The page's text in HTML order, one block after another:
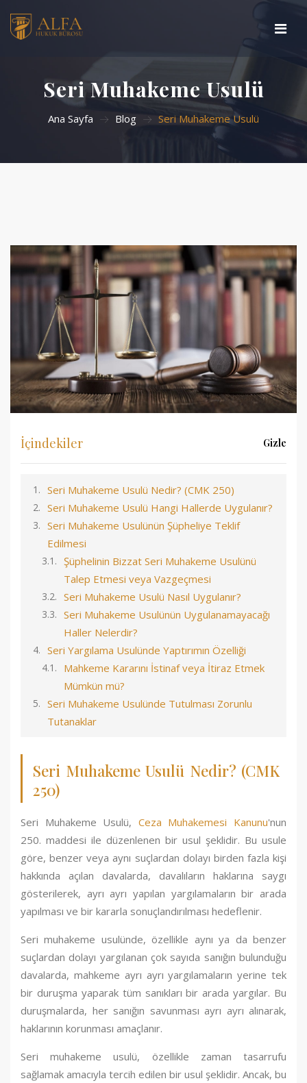
Basında Biz
İletişim
Arama
Seri Muhakeme Usulü
Ana Sayfa Blog Seri Muhakeme Usulü
İçindekiler Gizle
Seri Muhakeme Usulü Nedir? (CMK 250)
Seri Muhakeme Usulü Hangi Hallerde Uygulanır?
Seri Muhakeme Usulünün Şüpheliye Teklif
Edilmesi
Şüphelinin Bizzat Seri Muhakeme Usulünü
Talep Etmesi veya Vazgeçmesi
Seri Muhakeme Usulü Nasıl Uygulanır?
Seri Muhakeme Usulünün Uygulanamayacağı
Haller Nelerdir?
Seri Yargılama Usulünde Yaptırımın Özelliği
Mahkeme Kararını İstinaf veya İtiraz Etmek
Mümkün mü?
Seri Muhakeme Usulünde Tutulması Zorunlu
Tutanaklar
Seri Muhakeme Usulü Nedir? (CMK
250)
Seri Muhakeme Usulü, Ceza Muhakemesi Kanunu'nun
250. maddesi ile düzenlenen bir usul şeklidir. Bu usule
göre, benzer veya aynı suçlardan dolayı birden fazla kişi
hakkında açılan davalarda, davalıların haklarına saygı
gösterilerek, ayrı ayrı yapılan yargılamaların bir arada
yapılması ve bir kararla sonuçlandırılması hedeflenir.
Seri muhakeme usulünde, özellikle aynı ya da benzer
suçlardan dolayı yargılanan çok sayıda sanığın bulunduğu
davalarda, mahkeme ayrı ayrı yargılamaların yerine tek
bir duruşma yaparak tüm sanıkları bir arada yargılar. Bu
duruşmalarda, her sanığın savunması ayrı ayrı alınarak,
haklarının korunması amaçlanır.
Seri muhakeme usulü, özellikle zaman tasarrufu
sağlamak amacıyla tercih edilen bir usul şeklidir. Ancak, bu